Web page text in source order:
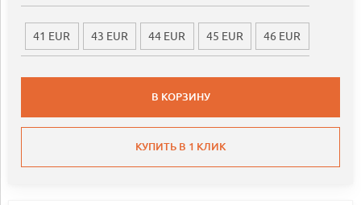
41 EUR 43 EUR 44 EUR 45 EUR 46 EUR
В КОРЗИНУ
КУПИТЬ В 1 КЛИК